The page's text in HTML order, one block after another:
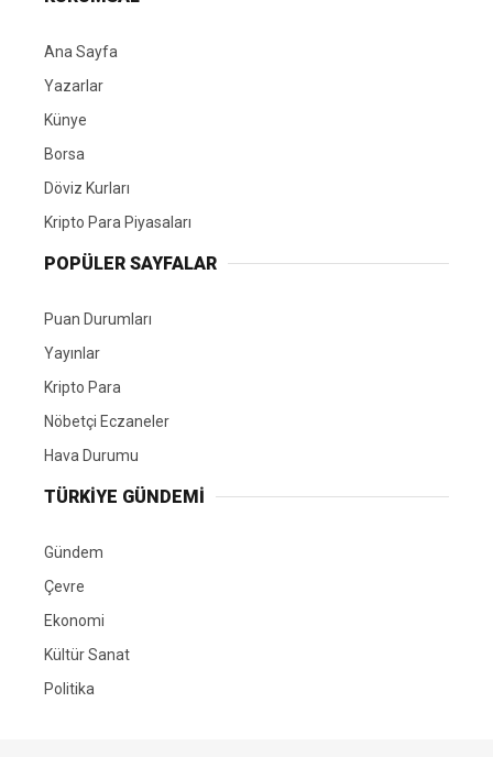
Ana Sayfa
Yazarlar
Künye
Borsa
Döviz Kurları
Kripto Para Piyasaları
POPÜLER SAYFALAR
Puan Durumları
Yayınlar
Kripto Para
Nöbetçi Eczaneler
Hava Durumu
TÜRKIYE GÜNDEMI
Gündem
Çevre
Ekonomi
Kültür Sanat
Politika